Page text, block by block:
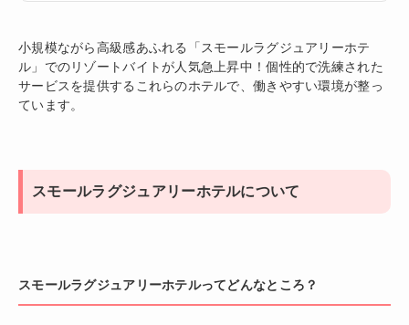
小規模ながら高級感あふれる「スモールラグジュアリーホテ
ル」でのリゾートバイトが人気急上昇中！個性的で洗練された
サービスを提供するこれらのホテルで、働きやすい環境が整っ
ています。
スモールラグジュアリーホテルについて
スモールラグジュアリーホテルってどんなところ？